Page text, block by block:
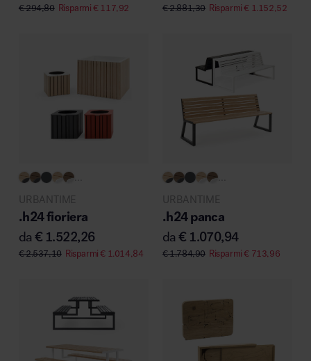
MillerKnoll
€294,80 Risparmi€117,92 €2.881,30 Risparmi€ 1.152,52
...
URBANTIME
.h24 fioriera
da€ 1.522,26
€2.537,10 Risparmi€1.014,84
URBANTIME
.h24 panca
da€ 1.070,94
€1.784,90 Risparmi€ 713,96